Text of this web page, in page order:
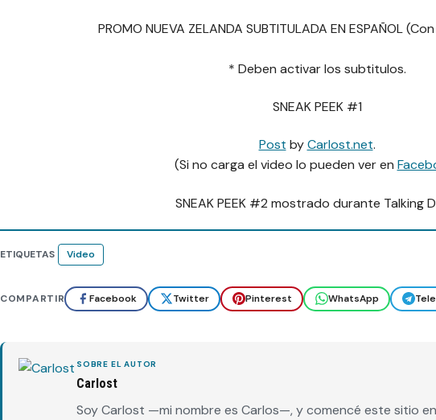
PROMO NUEVA ZELANDA SUBTITULADA EN ESPAÑOL
* Deben activar los subtitulos.
SNEAK PEEK #1
Post byCarlost.net.
(Si no carga el video lo pueden ver en
SNEAK PEEK #2 mostrado durante Talking
ETIQUETAS Video
COMPARTIR Facebook Twitter Pinterest WhatsApp
SOBRE EL AUTOR
Carlost
Soy Carlost —mi nombre es Carlos—, y comencé este sitio